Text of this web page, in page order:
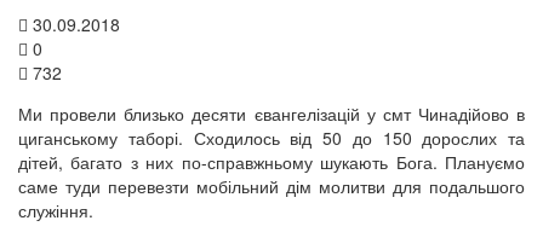
30.09.2018
0
732
Ми провели близько десяти євангелізацій у смт Чинадійово в
циганському таборі. Сходилось від 50 до 150 дорослих та
дітей, багато з них по-справжньому шукають Бога. Плануємо
саме туди перевезти мобільний дім молитви для подальшого
служіння.